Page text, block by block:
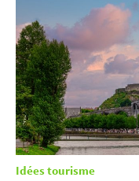
Idées tourisme